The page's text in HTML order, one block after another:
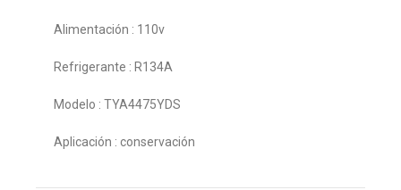
Alimentación : 110v
Refrigerante : R134A
Modelo : TYA4475YDS
Aplicación : conservación